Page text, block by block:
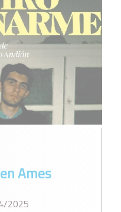
Ames
2025